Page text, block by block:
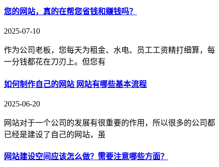
您的网站，真的在帮您省钱和赚钱吗？
2025-07-10
作为公司老板，您每天为租金、水电、员工工资精打细算，每
一分钱都花在刀刃上。但您有
如何制作自己的网站 网站有哪些基本流程
2025-06-20
网站对于一个公司的发展有很重要的作用，所以很多的公司都
已经是建设了自己的网站，虽
网站建设空间应该怎么做？需要注意哪些方面？